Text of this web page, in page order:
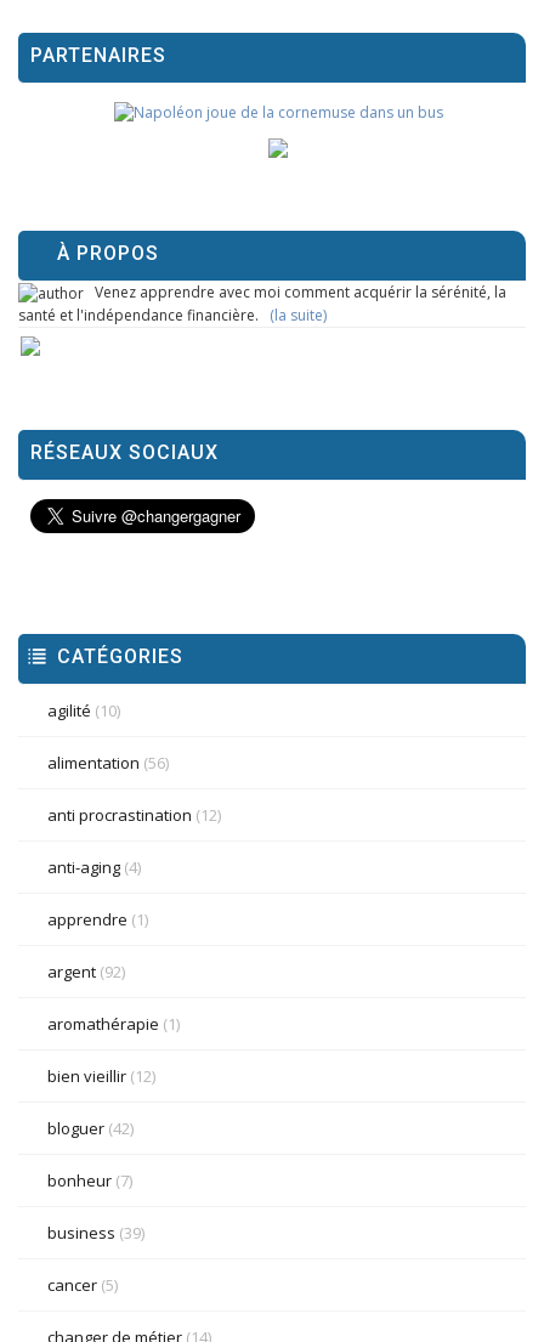
PARTENAIRES
À PROPOS
Venez apprendre avec moi comment acquérir la sérénité, la
santé et l'indépendance financière. (la suite)
RÉSEAUX SOCIAUX
CATÉGORIES
agilité (10)
alimentation (56)
anti procrastination (12)
anti-aging (4)
apprendre (1)
argent (92)
aromathérapie (1)
bien vieillir (12)
bloguer (42)
bonheur (7)
business (39)
cancer (5)
changer de métier (14)